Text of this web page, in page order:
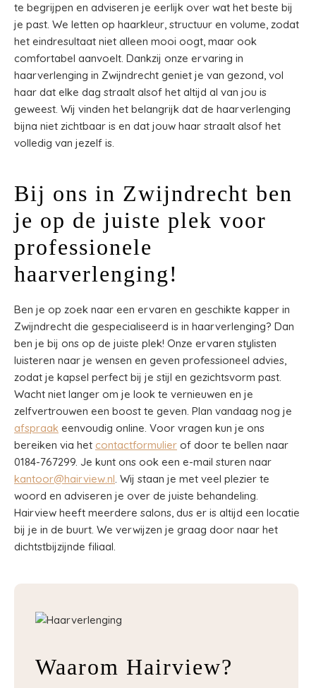
te begrijpen en adviseren je eerlijk over wat het beste bij
je past. We letten op haarkleur, structuur en volume, zodat
het eindresultaat niet alleen mooi oogt, maar ook
comfortabel aanvoelt. Dankzij onze ervaring in
haarverlenging in Zwijndrecht geniet je van gezond, vol
haar dat elke dag straalt alsof het altijd al van jou is
geweest. Wij vinden het belangrijk dat de haarverlenging
bijna niet zichtbaar is en dat jouw haar straalt alsof het
volledig van jezelf is.
Bij ons in Zwijndrecht ben
je op de juiste plek voor
professionele
haarverlenging!
Ben je op zoek naar een ervaren en geschikte kapper in
Zwijndrecht die gespecialiseerd is in haarverlenging? Dan
ben je bij ons op de juiste plek! Onze ervaren stylisten
luisteren naar je wensen en geven professioneel advies,
zodat je kapsel perfect bij je stijl en gezichtsvorm past.
Wacht niet langer om je look te vernieuwen en je
zelfvertrouwen een boost te geven. Plan vandaag nog je
afspraak eenvoudig online. Voor vragen kun je ons
bereiken via het contactformulier of door te bellen naar
0184-767299. Je kunt ons ook een e-mail sturen naar
kantoor@hairview.nl. Wij staan je met veel plezier te
woord en adviseren je over de juiste behandeling.
Hairview heeft meerdere salons, dus er is altijd een locatie
bij je in de buurt. We verwijzen je graag door naar het
dichtstbijzijnde filiaal.
Waarom Hairview?